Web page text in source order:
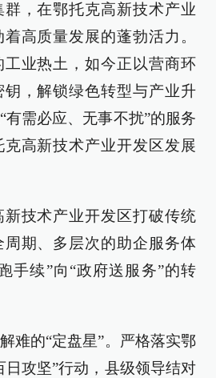
，在鄂托克高新技术产业
高质量发展的蓬勃活力。
业热土，如今正以营商环
，解锁绿色转型与产业升
有需必应、无事不扰”的服务
高新技术产业开发区发展
技术产业开发区打破传统
周期、多层次的助企服务体
手续”向“政府送服务”的转
难的“定盘星”。严格落实鄂
日攻坚”行动，县级领导结对